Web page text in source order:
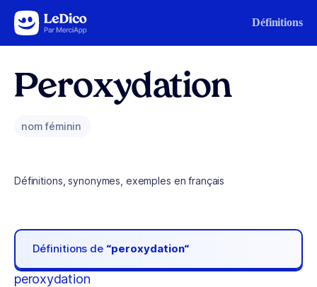
Aller au contenu Définitions
Peroxydation
nom féminin
Définitions, synonymes, exemples en français
Définitions de “peroxydation“
peroxydation